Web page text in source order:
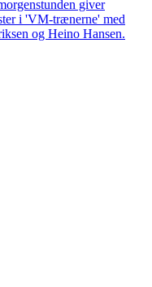
giver
i 'VM-trænerne' med
og Heino Hansen.